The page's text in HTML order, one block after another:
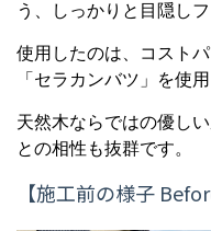
う、しっかりと目隠し
使用したのは、コスト
「セラカンバツ」を使
天然木ならではの優し
との相性も抜群です。
【施工前の様子